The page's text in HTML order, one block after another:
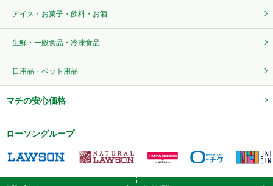
アイス・お菓子・飲料・お酒
生鮮・一般食品・冷凍食品
日用品・ペット用品
マチの安心価格
ローソングループ